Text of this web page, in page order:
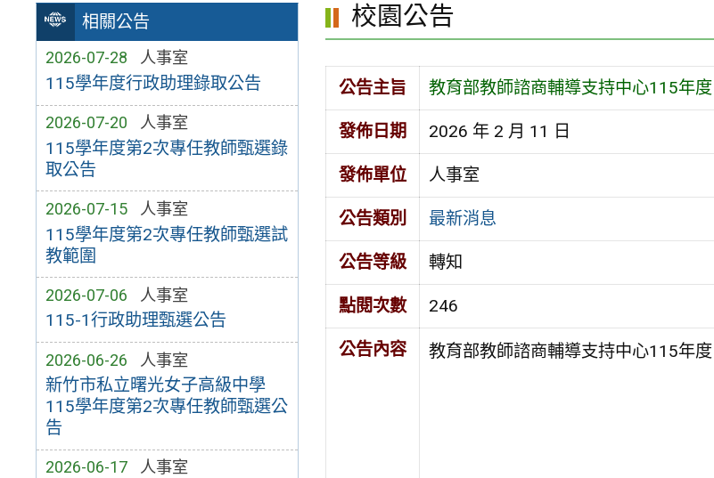
相關公告
2026-07-28 人事室
115學年度行政助理錄取公告
2026-07-20 人事室
115學年度第2次專任教師甄選錄
取公告
2026-07-15 人事室
115學年度第2次專任教師甄選試
教範圍
2026-07-06 人事室
115-1行政助理甄選公告
2026-06-26 人事室
新竹市私立曙光女子高級中學
115學年度第2次專任教師甄選公
告
2026-06-17 人事室
校園公告
公告主旨 教育部教師諮商輔導支持中心115年
發佈日期 2026 年 2 月 11 日
發佈單位 人事室
公告類別 最新消息
公告等級 轉知
點閱次數 246
公告內容 教育部教師諮商輔導支持中心115年